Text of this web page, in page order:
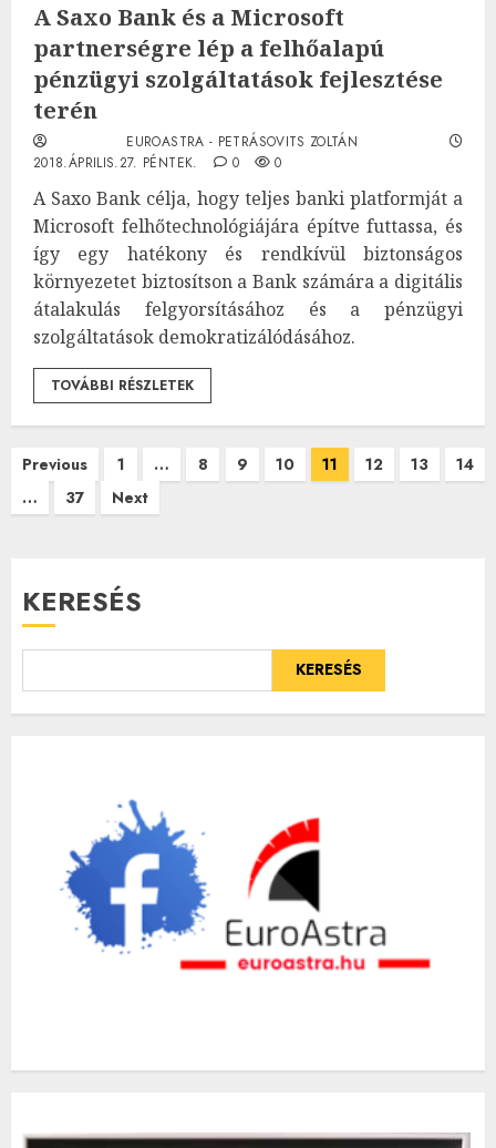
A Saxo Bank és a Microsoft
partnerségre lép a felhőalapú
pénzügyi szolgáltatások fejlesztése
terén
EUROASTRA - PETRÁSOVITS ZOLTÁN
2018.ÁPRILIS.27. PÉNTEK.
0 0
A Saxo Bank célja, hogy teljes banki platformját a
Microsoft felhőtechnológiájára építve futtassa, és
így egy hatékony és rendkívül biztonságos
környezetet biztosítson a Bank számára a digitális
átalakulás felgyorsításához és a pénzügyi
szolgáltatások demokratizálódásához.
TOVÁBBI RÉSZLETEK
Bejegyzések
lapozása
Previous 1 … 8 9 10 11 12 13
14
…
37 Next
KERESÉS
KERESÉS